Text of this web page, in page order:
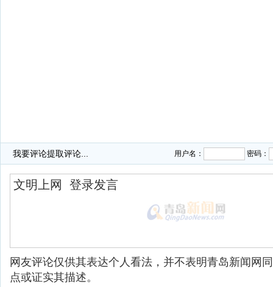
我要评论提取评论... 用户名： 密码：
网友评论仅供其表达个人看法，并不表明青岛新闻网
点或证实其描述。